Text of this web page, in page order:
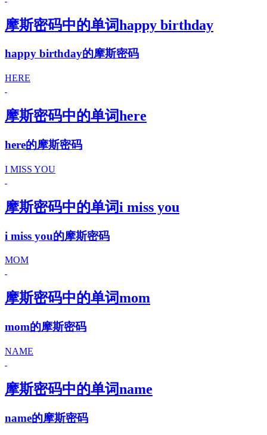
摩斯密码中的单词happy birthday
happy birthday的摩斯密码
HERE
摩斯密码中的单词here
here的摩斯密码
I MISS YOU
摩斯密码中的单词i miss you
i miss you的摩斯密码
MOM
摩斯密码中的单词mom
mom的摩斯密码
NAME
摩斯密码中的单词name
name的摩斯密码